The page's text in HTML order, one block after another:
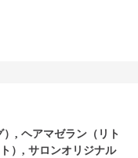
, ヘアマゼラン（リト
）, サロンオリジナル